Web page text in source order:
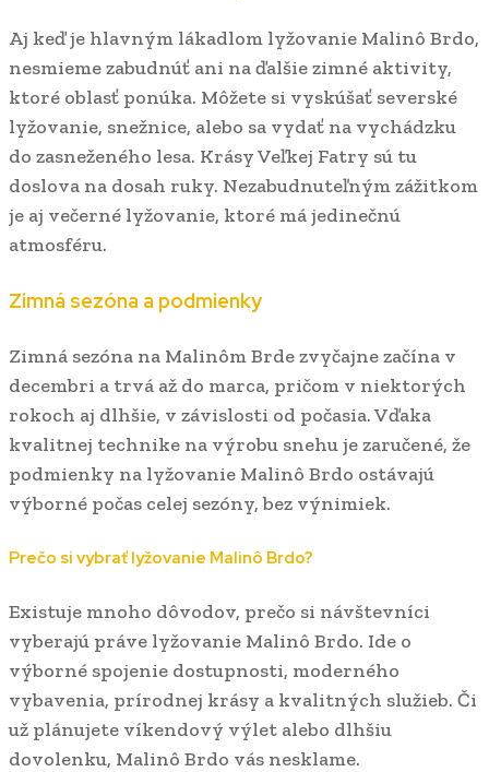
Aj keď je hlavným lákadlom lyžovanie Malinô Brdo,
nesmieme zabudnúť ani na ďalšie zimné aktivity,
ktoré oblasť ponúka. Môžete si vyskúšať severské
lyžovanie, snežnice, alebo sa vydať na vychádzku
do zasneženého lesa. Krásy Veľkej Fatry sú tu
doslova na dosah ruky. Nezabudnuteľným zážitkom
je aj večerné lyžovanie, ktoré má jedinečnú
atmosféru.
Zimná sezóna a podmienky
Zimná sezóna na Malinôm Brde zvyčajne začína v
decembri a trvá až do marca, pričom v niektorých
rokoch aj dlhšie, v závislosti od počasia. Vďaka
kvalitnej technike na výrobu snehu je zaručené, že
podmienky na lyžovanie Malinô Brdo ostávajú
výborné počas celej sezóny, bez výnimiek.
Prečo si vybrať lyžovanie Malinô Brdo?
Existuje mnoho dôvodov, prečo si návštevníci
vyberajú práve lyžovanie Malinô Brdo. Ide o
výborné spojenie dostupnosti, moderného
vybavenia, prírodnej krásy a kvalitných služieb. Či
už plánujete víkendový výlet alebo dlhšiu
dovolenku, Malinô Brdo vás nesklame.